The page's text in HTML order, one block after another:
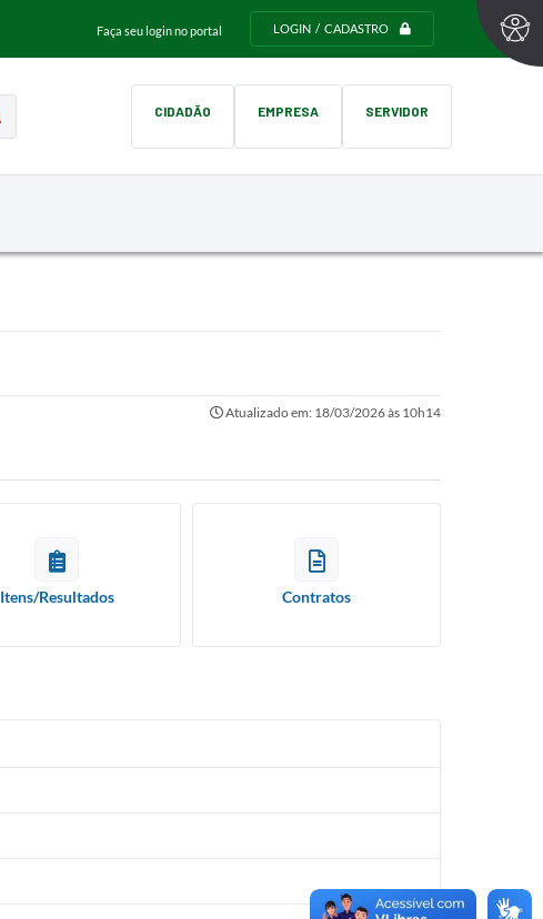
Faça seu login no portal LOGIN / CADASTRO
CIDADÃO EMPRESA SERVIDOR
Atualizado em: 18/03/2026 às 10h14
Itens/Resultados Contratos